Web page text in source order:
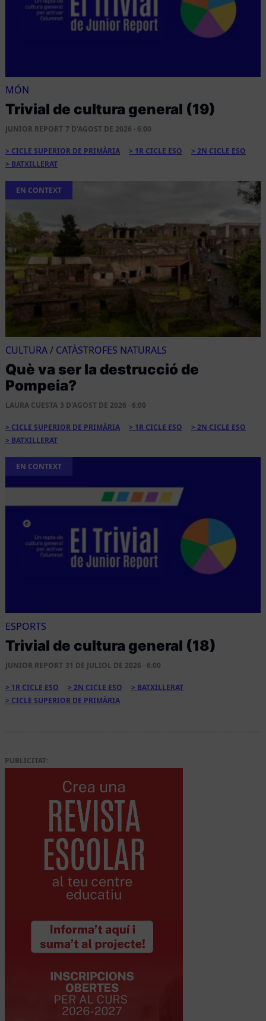
MÓN
Trivial de cultura general (19)
JUNIOR REPORT 7 D'AGOST DE 2026 · 6:00
CICLE SUPERIOR DE PRIMÀRIA 1R CICLE ESO
2N CICLE ESO
BATXILLERAT
EN CONTEXT
CULTURA/ CATÀSTROFES NATURALS
Què va ser la destrucció de
Pompeia?
LAURA CUESTA 3 D'AGOST DE 2026 · 6:00
CICLE SUPERIOR DE PRIMÀRIA 1R CICLE ESO
2N CICLE ESO
BATXILLERAT
EN CONTEXT
ESPORTS
Trivial de cultura general (18)
JUNIOR REPORT 31 DE JULIOL DE 2026 · 6:00
1R CICLE ESO 2N CICLE ESO
BATXILLERAT
CICLE SUPERIOR DE PRIMÀRIA
PUBLICITAT: